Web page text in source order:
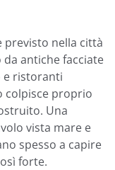
nella città
antiche facciate
e ristoranti
colpisce proprio
Una
vista mare e
spesso a capire
forte.